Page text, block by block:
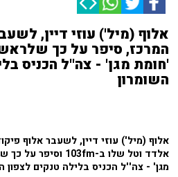
אלוף (מיל') עוזי דיין,
המרכז, סיפר על כך
'חומת מגן' - צה''ל הכניס
השומרון
אלוף (מיל') עוזי דיין, לשעבר אלוף
אלדד וטל שלו ב-103fm וסיפר על כך ש
מגן' -צה''ל הכניס בלילה טנקים לצפון